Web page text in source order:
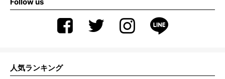
人気ランキング